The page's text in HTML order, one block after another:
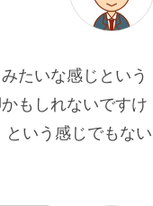
たいな感じという
もしれないですけ
いう感じでもない